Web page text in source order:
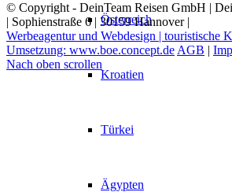
Österreich
Kroatien
Türkei
Ägypten
© Copyright - DeinTeam Reisen GmbH |
| Sophienstraße 6 | 30159 Hannover |
Werbeagentur und Webdesign | touristische
Umsetzung: www.boe.concept.de AGB |
Nach oben scrollen